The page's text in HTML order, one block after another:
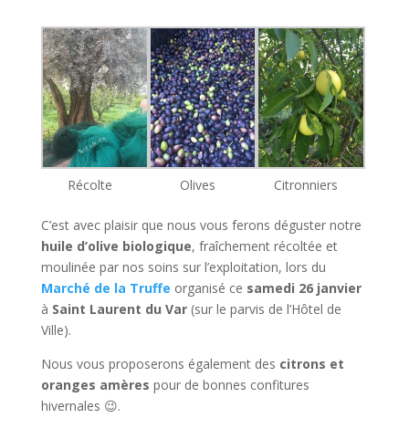
Récolte Olives Citronniers
C’est avec plaisir que nous vous ferons déguster notre
huile d’olive biologique, fraîchement récoltée et
moulinée par nos soins sur l’exploitation, lors du
Marché de la Truffe organisé ce samedi 26 janvier
à Saint Laurent du Var(sur le parvis de l’Hôtel de
Ville).
Nous vous proposerons également des citrons et
oranges amères pour de bonnes confitures
hivernales 😉.